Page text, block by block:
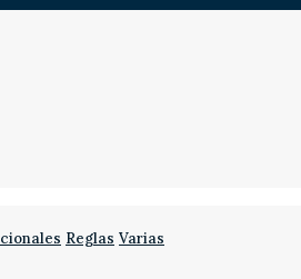
Reglas Varias